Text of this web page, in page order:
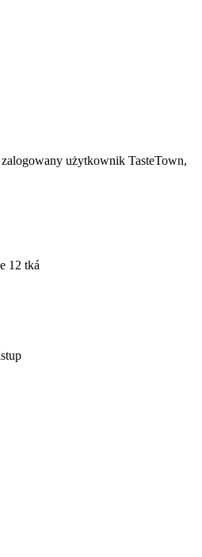
użytkownik TasteTown,
12 tká